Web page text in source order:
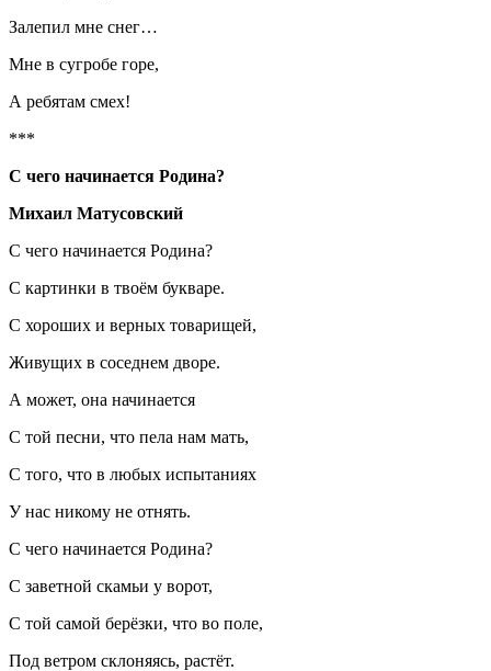
Залепил мне снег…
Мне в сугробе горе,
А ребятам смех!
***
С чего начинается Родина?
Михаил Матусовский
С чего начинается Родина?
С картинки в твоём букваре.
С хороших и верных товарищей,
Живущих в соседнем дворе.
А может, она начинается
С той песни, что пела нам мать,
С того, что в любых испытаниях
У нас никому не отнять.
С чего начинается Родина?
С заветной скамьи у ворот,
С той самой берёзки, что во поле,
Под ветром склоняясь, растёт.